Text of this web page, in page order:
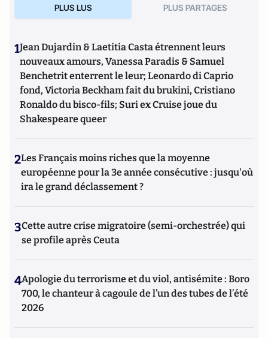
PLUS LUS PLUS PARTAGES
1Jean Dujardin & Laetitia Casta étrennent leurs
nouveaux amours, Vanessa Paradis & Samuel
Benchetrit enterrent le leur; Leonardo di Caprio
fond, Victoria Beckham fait du brukini, Cristiano
Ronaldo du bisco-fils; Suri ex Cruise joue du
Shakespeare queer
2Les Français moins riches que la moyenne
européenne pour la 3e année consécutive : jusqu'où
ira le grand déclassement ?
3Cette autre crise migratoire (semi-orchestrée) qui
se profile après Ceuta
4Apologie du terrorisme et du viol, antisémite : Boro
700, le chanteur à cagoule de l’un des tubes de l’été
2026